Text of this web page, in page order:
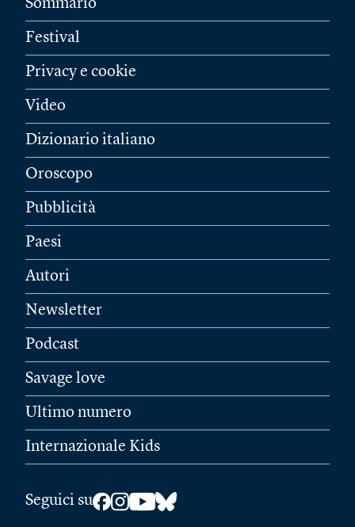
Sommario
Festival
Privacy e cookie
Video
Dizionario italiano
Oroscopo
Pubblicità
Paesi
Autori
Newsletter
Podcast
Savage love
Ultimo numero
Internazionale Kids
Seguici su